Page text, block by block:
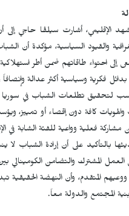
الإقليمي، أشارت سيلڤا حاجي إلى
والقيود السياسية، مؤكدة أن
إلى احتواء طاقاتهم ضمن أطر
فكرية وسياسية أكثر عدالة وإنصافاً
لتحقيق تطلعات الشباب في سوريا
كافة دون إقصاء أو تمييز،
فعلية وواعية للفئة الشابة في
بالتأكيد على أن إرادة الشباب
العمل المشترك والتضامن
ووعيهم المتقدم، وأن النهضة
المجتمع والدولة معاً.